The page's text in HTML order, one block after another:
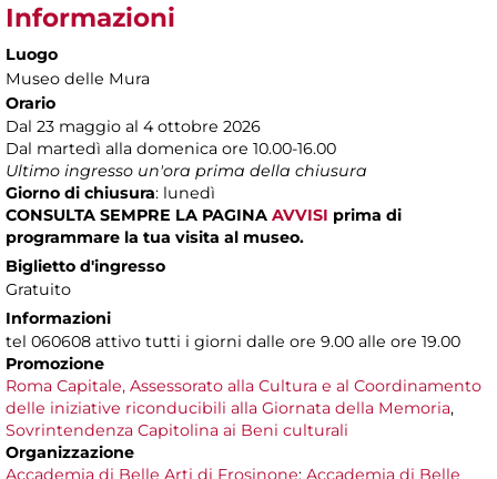
Informazioni
Luogo
Museo delle Mura
Orario
Dal 23 maggio al 4 ottobre 2026
Dal martedì alla domenica ore 10.00-16.00
Ultimo ingresso un'ora prima della chiusura
Giorno di chiusura: lunedì
CONSULTA SEMPRE LA PAGINA AVVISI prima di
programmare la tua visita al museo.
Biglietto d'ingresso
Gratuito
Informazioni
tel 060608 attivo tutti i giorni dalle ore 9.00 alle ore 19.00
Promozione
Roma Capitale, Assessorato alla Cultura e al Coordinamento
delle iniziative riconducibili alla Giornata della Memoria,
Sovrintendenza Capitolina ai Beni culturali
Organizzazione
Accademia di Belle Arti di Frosinone; Accademia di Belle